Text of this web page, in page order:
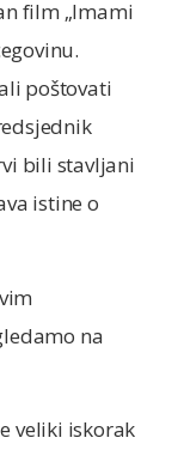
film „Imami
poštovati
bili stavljani
istine o
na
veliki iskorak